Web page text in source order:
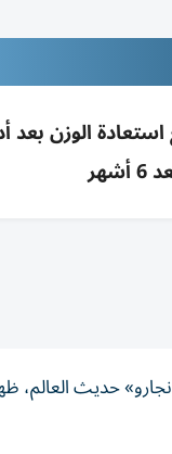
الوزن
حديث العالم،